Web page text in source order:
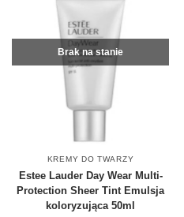
Brak na stanie
KREMY DO TWARZY
Estee Lauder Day Wear Multi-
Protection Sheer Tint Emulsja
koloryzująca 50ml